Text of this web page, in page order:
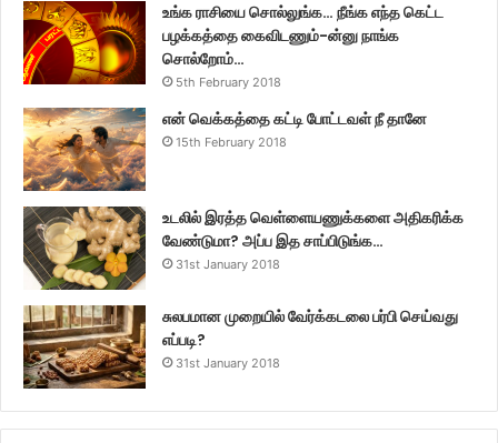
உங்க ராசியை சொல்லுங்க… நீங்க எந்த கெட்ட
பழக்கத்தை கைவிடணும்-ன்னு நாங்க
சொல்றோம்…
5th February 2018
என் வெக்கத்தை கட்டி போட்டவள் நீ தானே
15th February 2018
உடலில் இரத்த வெள்ளையணுக்களை அதிகரிக்க
வேண்டுமா? அப்ப இத சாப்பிடுங்க…
31st January 2018
சுலபமான முறையில் வேர்க்கடலை பர்பி செய்வது
எப்படி?
31st January 2018